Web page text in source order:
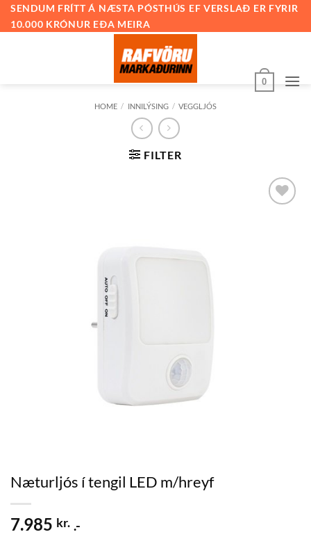
SkipSENDUM FRÍTT Á NÆSTA PÓSTHÚS EF VERSLAÐ ER FYRIR
10.000 KRÓNUR EÐA MEIRA
0
HOME / INNILÝSING / VEGGLJÓS
FILTER
Næturljós í tengil LED m/hreyf
7.985 kr. .-